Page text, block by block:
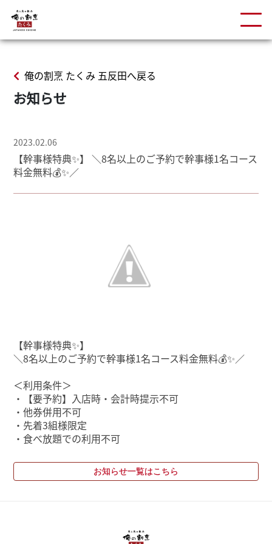
俺の割烹 たくみ 五反田へ戻る
お知らせ
2023.02.06
【幹事様特典✨】 ＼8名以上のご予約で幹事様1名コース
料金無料💰✨／
【幹事様特典✨】
＼8名以上のご予約で幹事様1名コース料金無料💰✨／
＜利用条件＞
・【要予約】入店時・会計時提示不可
・他券併用不可
・先着3組様限定
・食べ放題での利用不可
お知らせ一覧はこちら